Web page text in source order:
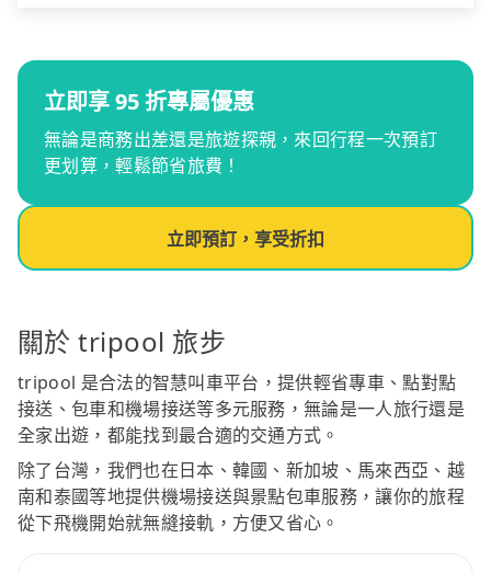
立即享 95 折專屬優惠
無論是商務出差還是旅遊探親，來回行程一次預訂
更划算，輕鬆節省旅費！
立即預訂，享受折扣
關於 tripool 旅步
tripool 是合法的智慧叫車平台，提供輕省專車、點對點
接送、包車和機場接送等多元服務，無論是一人旅行還是
全家出遊，都能找到最合適的交通方式。
除了台灣，我們也在日本、韓國、新加坡、馬來西亞、越
南和泰國等地提供機場接送與景點包車服務，讓你的旅程
從下飛機開始就無縫接軌，方便又省心。